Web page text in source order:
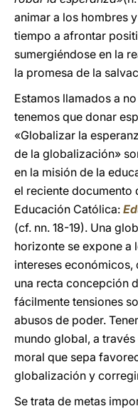
animar a los hombres
tiempo a afrontar
sumergiéndose en la
la promesa de la
Estamos llamados a
tenemos que donar
«Globalizar la
de la globalización»
en la misión de la
el reciente documento
Educación Católica:
(cf. nn. 18-19). Una
horizonte se expone a
intereses económicos,
una recta concepción
fácilmente tensiones
abusos de poder.
mundo global, a
moral que sepa
globalización y
Se trata de metas